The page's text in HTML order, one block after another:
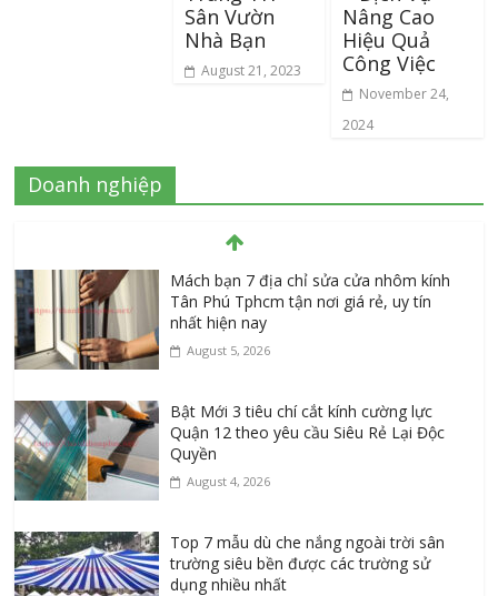
Sân Vườn
Nhà Bạn
August 21, 2023
Nâng Cao
Hiệu Quả
Công Việc
November 24,
2024
Doanh nghiệp
Mách bạn 7 địa chỉ sửa cửa nhôm kính
Tân Phú Tphcm tận nơi giá rẻ, uy tín
nhất hiện nay
August 5, 2026
Bật Mới 3 tiêu chí cắt kính cường lực
Quận 12 theo yêu cầu Siêu Rẻ Lại Độc
Quyền
August 4, 2026
Top 7 mẫu dù che nắng ngoài trời sân
trường siêu bền được các trường sử
dụng nhiều nhất